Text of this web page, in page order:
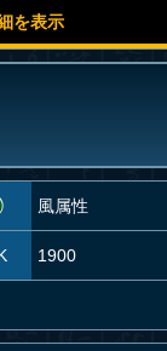
を表示
風属性
1900